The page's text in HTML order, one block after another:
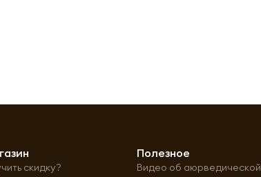
скидку?
Полезное
Видео об аюрведической